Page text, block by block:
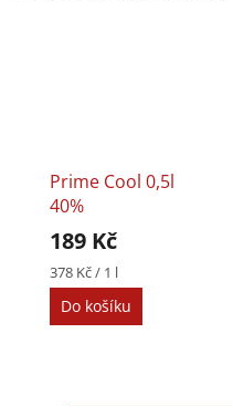
Prime Cool 0,5l
40%
189 Kč
Měrná
cena:
378 Kč / 1 l
Do košíku